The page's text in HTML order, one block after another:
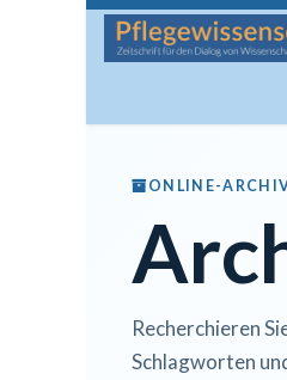
Zum Inhalt springen
ONLINE-
Recherchieren
Schlagworten